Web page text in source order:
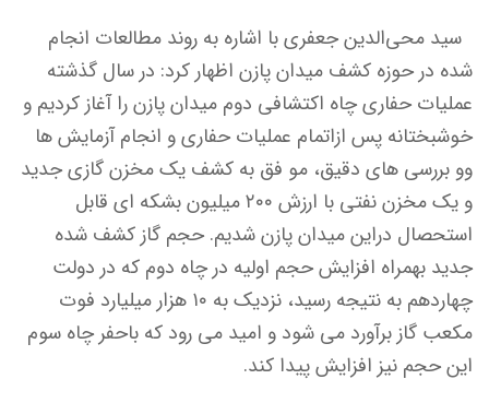
سید محی‌الدین جعفری با اشاره به روند مطالعات انجام
شده در حوزه کشف میدان پازن اظهار کرد: در سال گذشته
عملیات حفاری چاه اکتشافی دوم میدان پازن را آغاز کردیم و
خوشبختانه پس ازاتمام عملیات حفاری و انجام آزمایش ها
وو بررسی های دقیق، مو فق به کشف یک مخزن گازی جدید
و یک مخزن نفتی با ارزش ۲۰۰ میلیون بشکه ای قابل
استحصال دراین میدان پازن شدیم. حجم گاز کشف شده
جدید بهمراه افزایش حجم اولیه در چاه دوم که در دولت
چهاردهم به نتیجه رسید، نزدیک به ۱۰ هزار میلیارد فوت
مکعب گاز برآورد می شود و امید می رود که باحفر چاه سوم
این حجم نیز افزایش پیدا کند.